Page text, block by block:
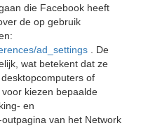
die Facebook heeft
de op gebruik
ad_settings
. De
wat betekent dat ze
of
kiezen bepaalde
en
van het Network